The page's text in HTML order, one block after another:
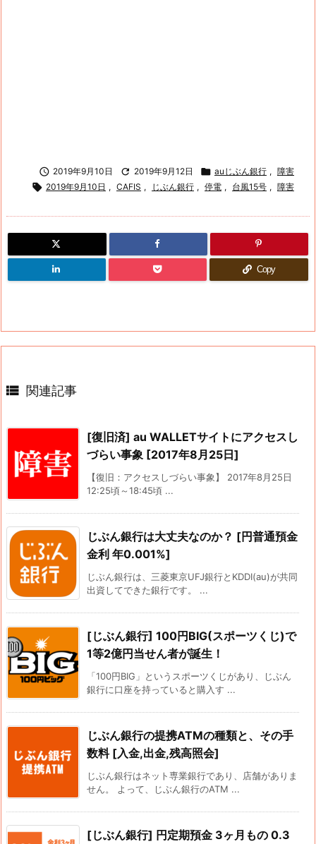
 2019年9月10日  2019年9月12日  auじぶん銀行 , 障害
 2019年9月10日 , CAFIS , じぶん銀行 , 停電 , 台風15号 , 障害
Copy
 関連記事
[復旧済] au WALLETサイトにアクセスし
づらい事象 [2017年8月25日]
【復旧：アクセスしづらい事象】 2017年8月25日
12:25頃～18:45頃 ...
じぶん銀行は大丈夫なのか？ [円普通預金
金利 年0.001%]
じぶん銀行は、三菱東京UFJ銀行とKDDI(au)が共同
出資してできた銀行です。 ...
[じぶん銀行] 100円BIG(スポーツくじ)で
1等2億円当せん者が誕生！
「100円BIG」というスポーツくじがあり、じぶん
銀行に口座を持っていると購入す ...
じぶん銀行の提携ATMの種類と、その手
数料 [入金,出金,残高照会]
じぶん銀行はネット専業銀行であり、店舗がありま
せん。 よって、じぶん銀行のATM ...
[じぶん銀行] 円定期預金 3ヶ月もの 0.3